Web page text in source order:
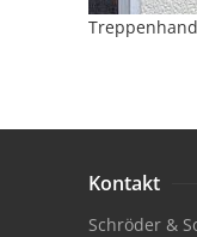
Kontakt
Schröder &